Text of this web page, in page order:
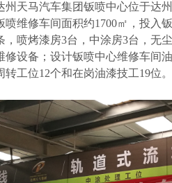
州天马汽车集团钣喷中心位于达
喷维修车间面积约1700㎡，投入
，喷烤漆房3台，中涂房3台，无
修设备；设计钣喷中心维修车间
转工位12个和在岗油漆技工19位。